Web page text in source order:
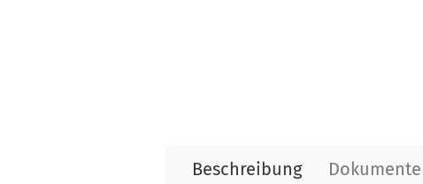
Beschreibung Dokumente